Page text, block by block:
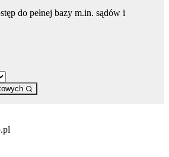
do pełnej bazy m.in. sądów i